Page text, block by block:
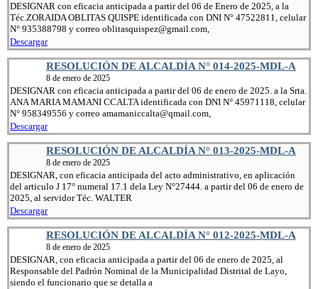
DESIGNAR con eficacia anticipada a partir del 06 de Enero de 2025, a la
Téc.ZORAIDA OBLITAS QUISPE identificada con DNI N° 47522811, celular
N° 935388798 y correo oblitasquispez@gmail.com,
Descargar
RESOLUCIÓN DE ALCALDÍA N° 014-2025-MDL-A
8 de enero de 2025
DESIGNAR con eficacia anticipada a partir del 06 de enero de 2025. a la Srta.
ANA MARIA MAMANI CCALTA identificada con DNI N° 45971118, celular
N° 958349556 y correo amamaniccalta@qmail.com,
Descargar
RESOLUCIÓN DE ALCALDÍA N° 013-2025-MDL-A
8 de enero de 2025
DESIGNAR, con eficacia anticipada del acto administrativo, en aplicación
del articulo J 17° numeral 17.1 dela Ley N°27444. a partir del 06 de enero de
2025, al servidor Téc. WALTER
Descargar
RESOLUCIÓN DE ALCALDÍA N° 012-2025-MDL-A
8 de enero de 2025
DESIGNAR, con eficacia anticipada a partir del 06 de enero de 2025, al
Responsable del Padrón Nominal de la Municipalidad Distrital de Layo,
siendo el funcionario que se detalla a